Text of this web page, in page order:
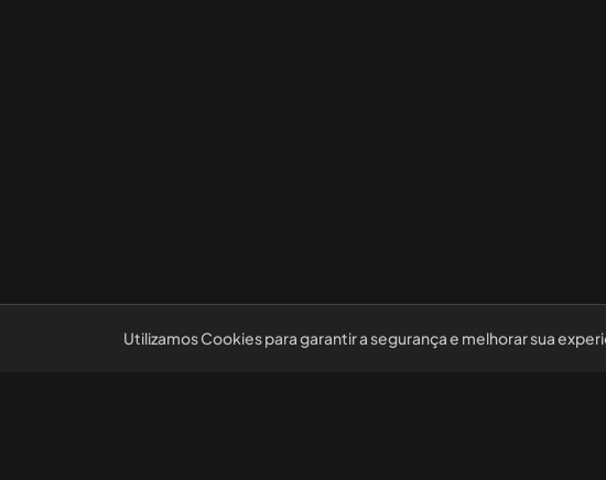
Utilizamos Cookies para garantir a segurança e melhorar sua